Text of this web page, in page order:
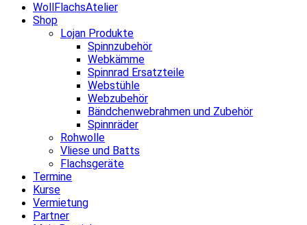
WollFlachsAtelier
Shop
Lojan Produkte
Spinnzubehör
Webkämme
Spinnrad Ersatzteile
Webstühle
Webzubehör
Bändchenwebrahmen und Zubehör
Spinnräder
Rohwolle
Vliese und Batts
Flachsgeräte
Termine
Kurse
Vermietung
Partner